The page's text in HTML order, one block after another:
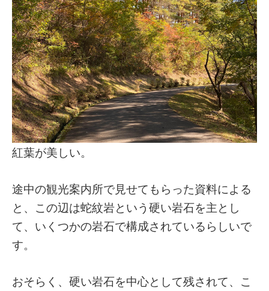
紅葉が美しい。
途中の観光案内所で見せてもらった資料による
と、この辺は蛇紋岩という硬い岩石を主とし
て、いくつかの岩石で構成されているらしいで
す。
おそらく、硬い岩石を中心として残されて、こ